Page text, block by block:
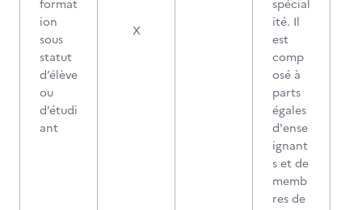
format
ion
sous
statut
d’élève
ou
d’étudi
ant
X
spécial
ité. Il
est
comp
osé à
parts
égales
d'ense
ignant
s et de
memb
res de